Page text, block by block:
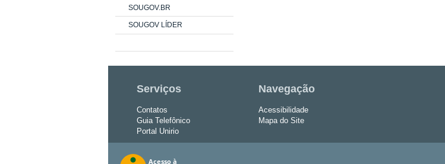
SOUGOV.BR
SOUGOV LÍDER
Serviços
Contatos
Guia Telefônico
Portal Unirio
Navegação
Acessibilidade
Mapa do Site